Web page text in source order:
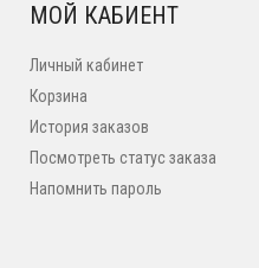
МОЙ КАБИЕНТ
Личный кабинет
Корзина
История заказов
Посмотреть статус заказа
Напомнить пароль